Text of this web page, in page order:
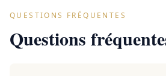
QUESTIONS FRÉQUENTES
Questions